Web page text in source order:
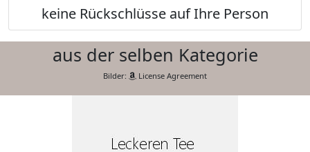
keine Rückschlüsse auf Ihre Person
aus der selben Kategorie
Bilder: License Agreement